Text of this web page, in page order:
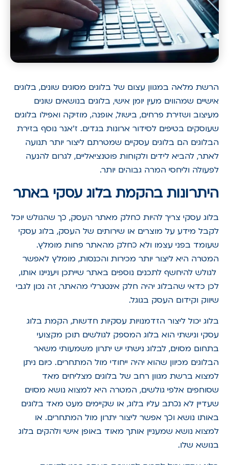
הרשת מלאה במגוון עצום של בלוגים מסוגים שונים, בלוגים
אישיים שמהווים מעין יומן אישי, בלוגים בנושאים שונים
מעיצוב ושזירת פרחים, בישול, אופנה, מוזיקה ואפילו בלוגים
שעוסקים בטיפים לסידור ארונות בגדים. ז'אנר נוסף בזירת
הבלוגים הם בלוגים עסקיים שמטרתם ליצור יותר תנועה
לאתר, להביא לידים ולקוחות פוטנציאליים, לגרום להנעה
לפעולה וליחסי המרה גבוהים יותר.
היתרונות בהקמת בלוג עסקי באתר
בלוג עסקי צריך להיות כחלק מאתר העסק, כך שהגולש יוכל
לקבל מידע על מוצרים או שירותים של העסק, בלוג עסקי
שעומד בפני עצמו ולא כחלק מהאתר פחות מומלץ.
המטרה היא ליצור יותר מכירות והכנסות, מומלץ לאפשר
לגולש להיחשף לתכנים נוספים באתר שייתכן ויעניינו אותו,
לכן כדאי שהבלוג יהיה חלק אינטגרלי מהאתר, זה נכון לגבי
שיווק וקידום העסק בגוגל.
בלוג יכול ליצור הזדמנויות עסקיות חדשות, הקמת בלוג
עסקי ונישתי הוא בלוג המספק לגולשים תוכן מקצועי
בתחום מסוים, לבלוג נישתי יש יתרון משמעותי משאר
הבלוגים מכיוון שהוא יהיה ייחודי מול המתחרים. כיום ניתן
למצוא ברשת מגוון רחב של בלוגים מצליחים מאד
שסוחפים אלפי גולשים, המטרה היא למצוא נושא מסוים
שעדיין לא נכתב עליו בלוג, או שקיימים מעט מאד בלוגים
באותו נושא וכך אפשר ליצור יתרון מול המתחרים. או
למצוא נושא שמעניין אותך מאוד באופן אישי ולהקים בלוג
בנושא שלו.